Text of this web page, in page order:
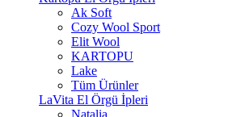
Ak Soft
Cozy Wool Sport
Elit Wool
KARTOPU
Lake
Tüm Ürünler
LaVita El Örgü İpleri
Natalia